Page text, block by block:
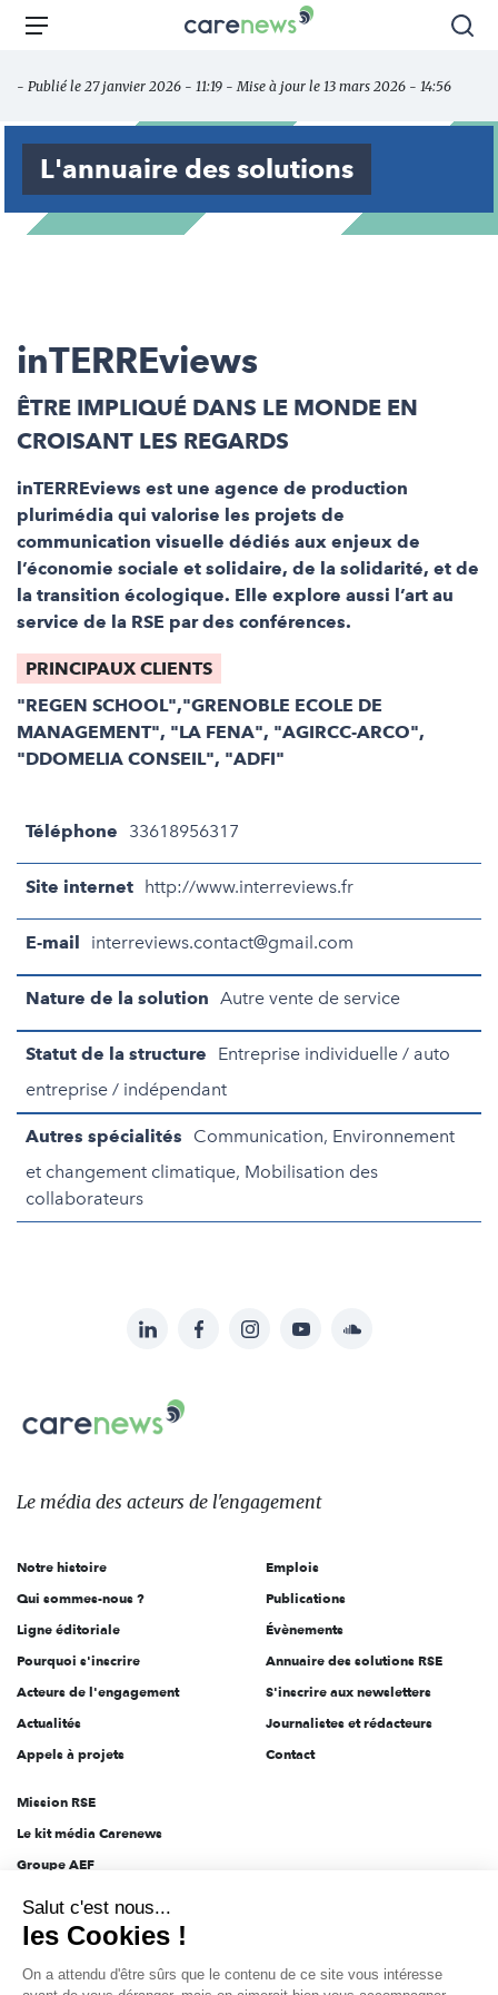
Aller
principal
Carenews,
des
acteurs
l'engagement
Menu
- Publié le 27 janvier 2026 - 11:19 - Mise à jour le 13 mars 2026 - 14:56
L'annuaire des solutions
inTERREviews
ÊTRE IMPLIQUÉ DANS LE MONDE EN
CROISANT LES REGARDS
inTERREviews est une agence de production
plurimédia qui valorise les projets de
communication visuelle dédiés aux enjeux de
l’économie sociale et solidaire, de la solidarité, et de
la transition écologique. Elle explore aussi l’art au
service de la RSE par des conférences.
PRINCIPAUX CLIENTS
"REGEN SCHOOL","GRENOBLE ECOLE DE
MANAGEMENT", "LA FENA", "AGIRCC-ARCO",
"DDOMELIA CONSEIL", "ADFI"
Téléphone 33618956317
Site internet http://www.interreviews.fr
E-mail interreviews.contact@gmail.com
Nature de la solution Autre vente de service
Statut de la structure
Entreprise individuelle / auto
entreprise / indépendant
Autres spécialités
Communication, Environnement
et changement climatique, Mobilisation des
collaborateurs
sur:
LinkedInFacebookInstagramYouTubeSoundcloud
Carenews,
Le
des
l'engagement
Le média des acteurs de l'engagement
Notre histoire
Qui sommes-nous ?
Ligne éditoriale
Pourquoi s'inscrire
Acteurs de l'engagement
Actualités
Appels à projets
Emplois
Publications
Évènements
Annuaire des solutions RSE
S'inscrire aux newsletters
Journalistes et rédacteurs
Contact
Mission RSE
Le kit média Carenews
Groupe AEF
Novethic
Inclusiv Day
Salut c'est nous...
les Cookies !
On a attendu d'être sûrs que le contenu de ce site vous intéresse